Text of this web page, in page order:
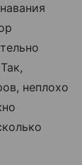
неплохо